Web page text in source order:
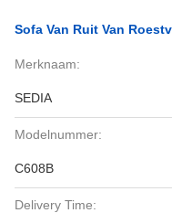
Sofa Van Ruit Van
Merknaam:
SEDIA
Modelnummer:
C608B
Delivery Time: